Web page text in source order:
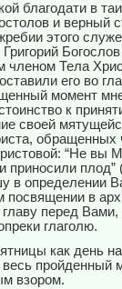
благодати в
и верный
этого
Богослов
членом Тела
его во
момент
к
своей
обращенных
“Не вы
приносили плод”
в определении
в
перед Вами,
глаголю.
как день
весь пройденный
взором.